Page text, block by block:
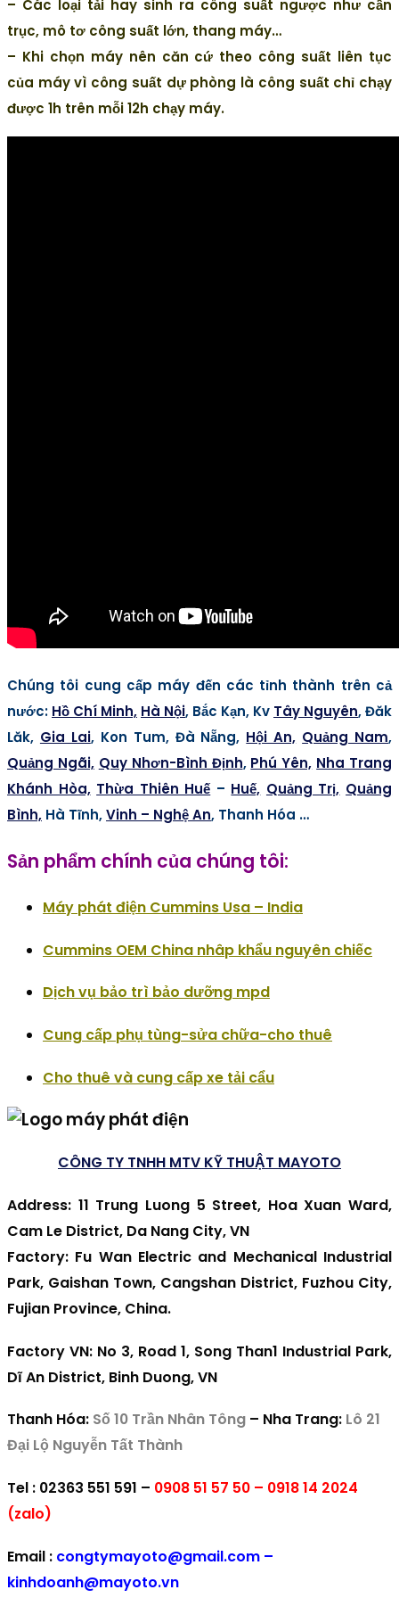
– Các loại tải hay sinh ra công suất ngược như cần
trục, mô tơ công suất lớn, thang máy…
– Khi chọn máy nên căn cứ theo công suất liên tục
của máy vì công suất dự phòng là công suất chỉ chạy
được 1h trên mỗi 12h chạy máy.
Chúng tôi cung cấp máy đến các tỉnh thành trên cả
nước: Hồ Chí Minh, Hà Nội, Bắc Kạn, Kv Tây Nguyên, Đăk
Lăk, Gia Lai, Kon Tum, Đà Nẵng, Hội An, Quảng Nam,
Quảng Ngãi, Quy Nhơn-Bình Định, Phú Yên, Nha Trang
Khánh Hòa, Thừa Thiên Huế – Huế, Quảng Trị, Quảng
Bình, Hà Tĩnh,Vinh – Nghệ An, Thanh Hóa …
Sản phẩm chính của chúng tôi:
Máy phát điện Cummins Usa – India
Cummins OEM China nhâp khẩu nguyên chiếc
Dịch vụ bảo trì bảo dưỡng mpd
Cung cấp phụ tùng-sửa chữa-cho thuê
Cho thuê và cung cấp xe tải cẩu
CÔNG TY TNHH MTV KỸ THUẬT MAYOTO
Address: 11 Trung Luong 5 Street, Hoa Xuan Ward,
Cam Le District, Da Nang City, VN
Factory: Fu Wan Electric and Mechanical Industrial
Park, Gaishan Town, Cangshan District, Fuzhou City,
Fujian Province, China.
Factory VN: No 3, Road 1, Song Than1 Industrial Park,
Dĩ An District, Binh Duong, VN
Thanh Hóa: Số 10 Trần Nhân Tông – Nha Trang: Lô 21
Đại Lộ Nguyễn Tất Thành
Tel : 02363 551 591 – 0908 51 57 50 – 0918 14 2024
(zalo)
Email : congtymayoto@gmail.com –
kinhdoanh@mayoto.vn